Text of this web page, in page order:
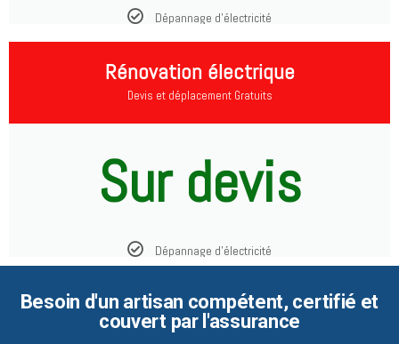
Dépannage d'électricité
Rénovation électrique
Devis et déplacement Gratuits
Sur devis
Dépannage d'électricité
Besoin d'un artisan compétent, certifié et
couvert par l'assurance